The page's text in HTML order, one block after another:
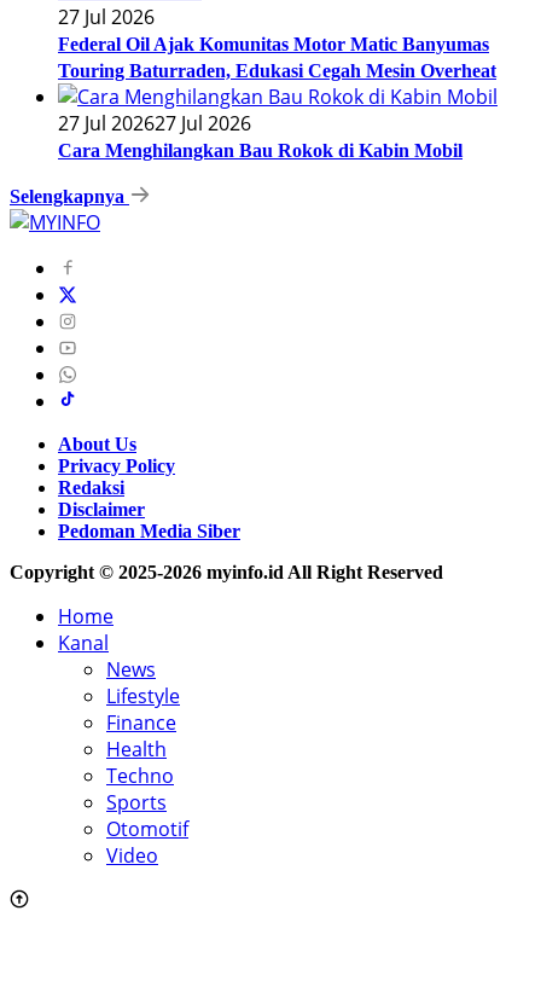
27 Jul 2026
Federal Oil Ajak Komunitas Motor Matic Banyumas
Touring Baturraden, Edukasi Cegah Mesin Overheat
27 Jul 202627 Jul 2026
Cara Menghilangkan Bau Rokok di Kabin Mobil
Selengkapnya
About Us
Privacy Policy
Redaksi
Disclaimer
Pedoman Media Siber
Copyright © 2025-2026 myinfo.id All Right Reserved
Home
Kanal
News
Lifestyle
Finance
Health
Techno
Sports
Otomotif
Video